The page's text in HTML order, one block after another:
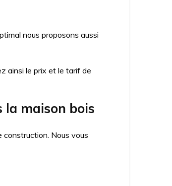
nous proposons aussi
ainsi le prix et le tarif de
la maison bois
construction. Nous vous